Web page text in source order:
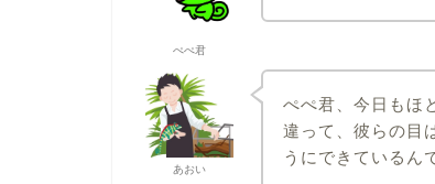
ぺぺ君
あおい
ぺぺ君、今日もほ
違って、彼らの目
うにできているん